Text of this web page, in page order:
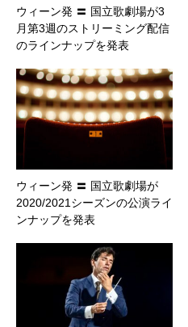
ウィーン発 〓 国立歌劇場が3
月第3週のストリーミング配信
のラインナップを発表
ウィーン発 〓 国立歌劇場が
2020/2021シーズンの公演ライ
ンナップを発表